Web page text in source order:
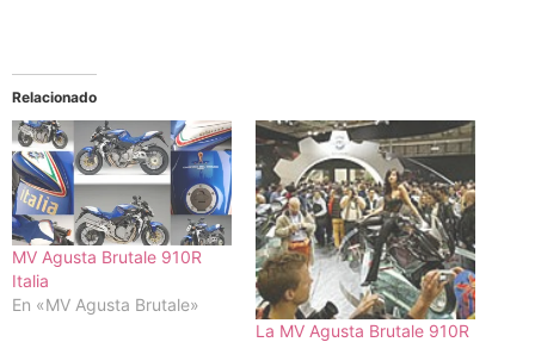
Relacionado
MV Agusta Brutale 910R
Italia
En «MV Agusta Brutale»
La MV Agusta Brutale 910R